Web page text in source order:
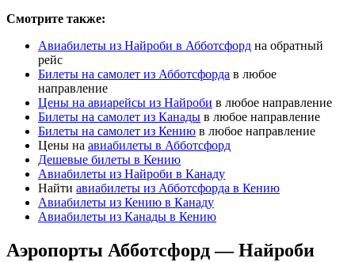
Смотрите также:
Авиабилеты из Найроби в Абботсфорд на обратный
рейс
Билеты на самолет из Абботсфорда в любое
направление
Цены на авиарейсы из Найроби в любое направление
Билеты на самолет из Канады в любое направление
Билеты на самолет из Кению в любое направление
Цены на авиабилеты в Абботсфорд
Дешевые билеты в Кению
Авиабилеты из Найроби в Канаду
Найти авиабилеты из Абботсфорда в Кению
Авиабилеты из Кению в Канаду
Авиабилеты из Канады в Кению
Аэропорты Абботсфорд — Найроби